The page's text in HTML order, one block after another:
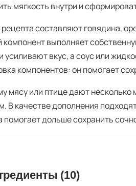
мягкость внутри и
составляют говядина,
выполняет
усиливают вкус, а соус или
компонентов: он помогает
мясу или птице дают
В качестве дополнения
помогает дольше сохранить
(10)